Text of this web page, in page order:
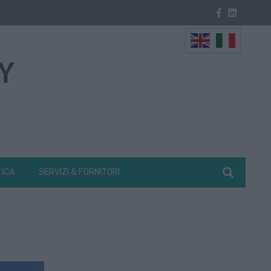
SERVIZI & FORNITORI